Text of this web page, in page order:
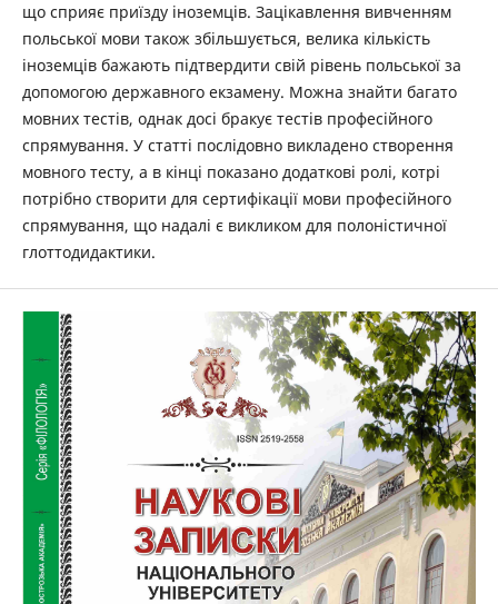
що сприяє приїзду іноземців. Зацікавлення вивченням
польської мови також збільшується, велика кількість
іноземців бажають підтвердити свій рівень польської за
допомогою державного екзамену. Можна знайти багато
мовних тестів, однак досі бракує тестів професійного
спрямування. У статті послідовно викладено створення
мовного тесту, а в кінці показано додаткові ролі, котрі
потрібно створити для сертифікації мови професійного
спрямування, що надалі є викликом для полоністичної
глоттодидактики.